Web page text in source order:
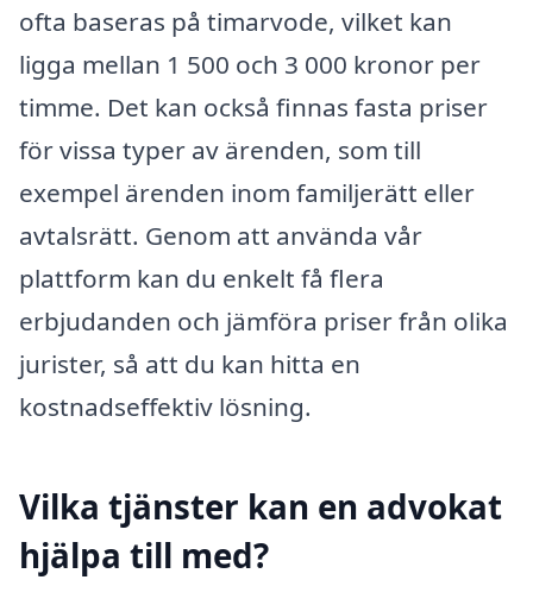
ofta baseras på timarvode, vilket kan
ligga mellan 1 500 och 3 000 kronor per
timme. Det kan också finnas fasta priser
för vissa typer av ärenden, som till
exempel ärenden inom familjerätt eller
avtalsrätt. Genom att använda vår
plattform kan du enkelt få flera
erbjudanden och jämföra priser från olika
jurister, så att du kan hitta en
kostnadseffektiv lösning.
Vilka tjänster kan en advokat
hjälpa till med?